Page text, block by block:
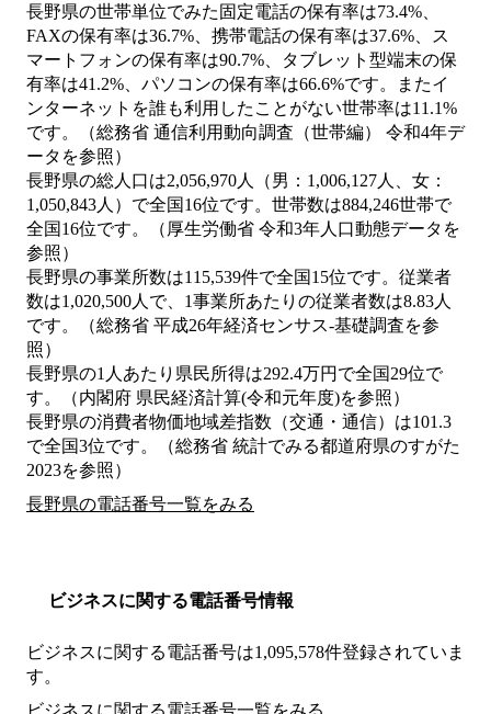
長野県の世帯単位でみた固定電話の保有率は73.4%、
FAXの保有率は36.7%、携帯電話の保有率は37.6%、ス
マートフォンの保有率は90.7%、タブレット型端末の保
有率は41.2%、パソコンの保有率は66.6%です。またイ
ンターネットを誰も利用したことがない世帯率は11.1%
です。（総務省 通信利用動向調査（世帯編） 令和4年デ
ータを参照）
長野県の総人口は2,056,970人（男：1,006,127人、女：
1,050,843人）で全国16位です。世帯数は884,246世帯で
全国16位です。（厚生労働省 令和3年人口動態データを
参照）
長野県の事業所数は115,539件で全国15位です。従業者
数は1,020,500人で、1事業所あたりの従業者数は8.83人
です。（総務省 平成26年経済センサス‐基礎調査を参
照）
長野県の1人あたり県民所得は292.4万円で全国29位で
す。（内閣府 県民経済計算(令和元年度)を参照）
長野県の消費者物価地域差指数（交通・通信）は101.3
で全国3位です。（総務省 統計でみる都道府県のすがた
2023を参照）
長野県の電話番号一覧をみる
ビジネスに関する電話番号情報
ビジネスに関する電話番号は1,095,578件登録されていま
す。